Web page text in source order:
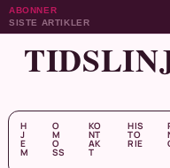
ABONNER
SISTE ARTIKLER
H
J
E
M
O
M
O
SS
KO
NT
AK
T
HIS
TO
RIE